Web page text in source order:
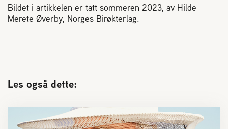
Bildet i artikkelen er tatt sommeren 2023, av Hilde
Merete Øverby, Norges Birøkterlag.
Les også dette: